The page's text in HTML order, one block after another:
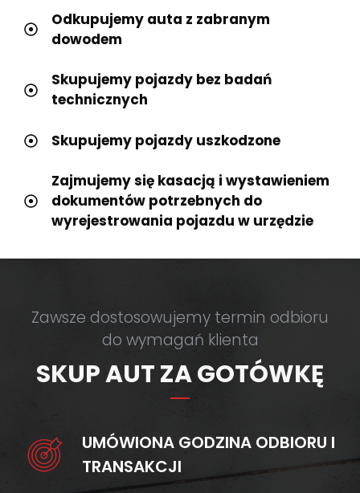
Odkupujemy auta z zabranym
dowodem
Skupujemy pojazdy bez badań
technicznych
Skupujemy pojazdy uszkodzone
Zajmujemy się kasacją i wystawieniem
dokumentów potrzebnych do
wyrejestrowania pojazdu w urzędzie
Zawsze dostosowujemy termin odbioru
do wymagań klienta
SKUP AUT ZA GOTÓWKĘ
UMÓWIONA GODZINA ODBIORU I
TRANSAKCJI